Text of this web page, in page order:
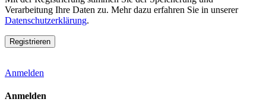
Verarbeitung Ihre Daten zu. Mehr dazu erfahren Sie in unserer
Datenschutzerklärung.
Anmelden
Anmelden